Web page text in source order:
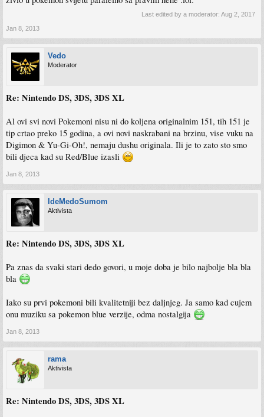
Last edited by a moderator: Aug 2, 2017
Jan 8, 2013
Vedo
Moderator
Re: Nintendo DS, 3DS, 3DS XL
Al ovi svi novi Pokemoni nisu ni do koljena originalnim 151, tih 151 je
tip crtao preko 15 godina, a ovi novi naskrabani na brzinu, vise vuku na
Digimon & Yu-Gi-Oh!, nemaju dushu originala. Ili je to zato sto smo
bili djeca kad su Red/Blue izasli
Jan 8, 2013
IdeMedoSumom
Aktivista
Re: Nintendo DS, 3DS, 3DS XL
Pa znas da svaki stari dedo govori, u moje doba je bilo najbolje bla bla
bla
Iako su prvi pokemoni bili kvalitetniji bez daljnjeg. Ja samo kad cujem
onu muziku sa pokemon blue verzije, odma nostalgija
Jan 8, 2013
rama
Aktivista
Re: Nintendo DS, 3DS, 3DS XL